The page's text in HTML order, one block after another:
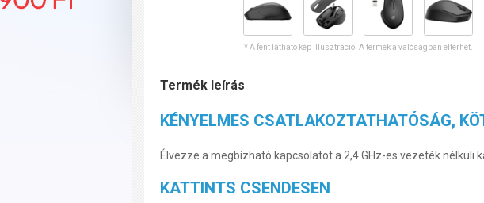
* A fent látható kép illusztráció. A termék a valóságban eltérhet.
Termék leírás
KÉNYELMES CSATLAKOZTATHATÓSÁG,
Élvezze a megbízható kapcsolatot a 2,4 GHz-es vezeték nélküli
KATTINTS CSENDESEN